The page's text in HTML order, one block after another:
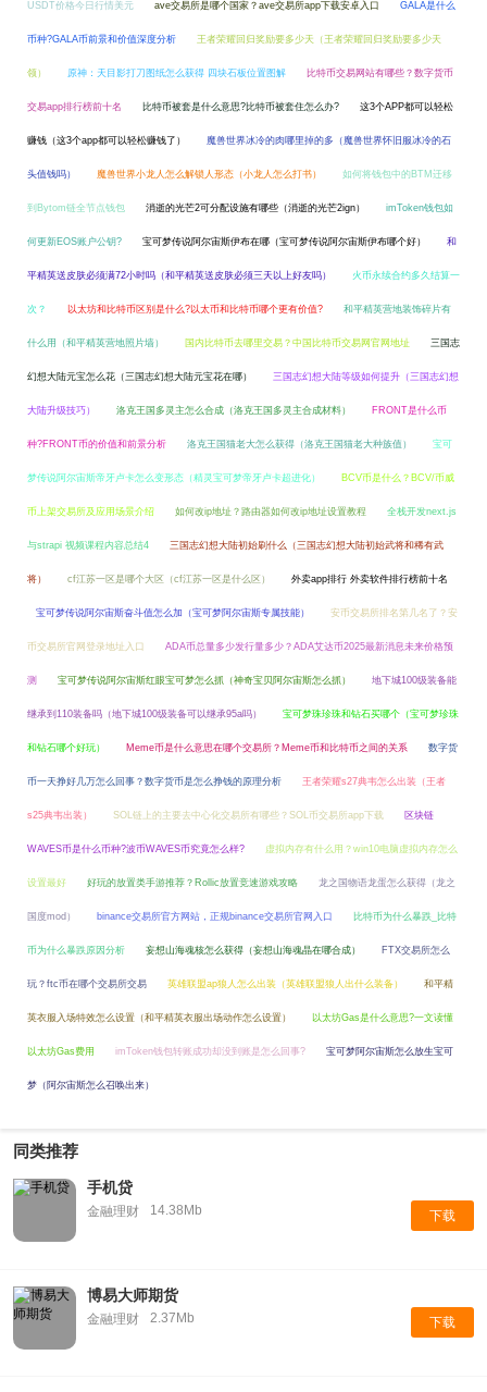
USDT价格今日行情美元 ave交易所是哪个国家？ave交易所app下载安卓入口 GALA是什么
币种?GALA币前景和价值深度分析 王者荣耀回归奖励要多少天（王者荣耀回归奖励要多少天
领） 原神：天目影打刀图纸怎么获得 四块石板位置图解 比特币交易网站有哪些？数字货币
交易app排行榜前十名 比特币被套是什么意思?比特币被套住怎么办? 这3个APP都可以轻松
赚钱（这3个app都可以轻松赚钱了） 魔兽世界冰冷的肉哪里掉的多（魔兽世界怀旧服冰冷的石
头值钱吗） 魔兽世界小龙人怎么解锁人形态（小龙人怎么打书） 如何将钱包中的BTM迁移
到Bytom链全节点钱包 消逝的光芒2可分配设施有哪些（消逝的光芒2ign） imToken钱包如
何更新EOS账户公钥? 宝可梦传说阿尔宙斯伊布在哪（宝可梦传说阿尔宙斯伊布哪个好） 和
平精英送皮肤必须满72小时吗（和平精英送皮肤必须三天以上好友吗） 火币永续合约多久结算一
次？ 以太坊和比特币区别是什么?以太币和比特币哪个更有价值? 和平精英营地装饰碎片有
什么用（和平精英营地照片墙） 国内比特币去哪里交易？中国比特币交易网官网地址 三国志
幻想大陆元宝怎么花（三国志幻想大陆元宝花在哪） 三国志幻想大陆等级如何提升（三国志幻想
大陆升级技巧） 洛克王国多灵主怎么合成（洛克王国多灵主合成材料） FRONT是什么币
种?FRONT币的价值和前景分析 洛克王国猫老大怎么获得（洛克王国猫老大种族值） 宝可
梦传说阿尔宙斯帝牙卢卡怎么变形态（精灵宝可梦帝牙卢卡超进化） BCV币是什么？BCV/币威
币上架交易所及应用场景介绍 如何改ip地址？路由器如何改ip地址设置教程 全栈开发next.js
与strapi 视频课程内容总结4 三国志幻想大陆初始刷什么（三国志幻想大陆初始武将和稀有武
将） cf江苏一区是哪个大区（cf江苏一区是什么区） 外卖app排行 外卖软件排行榜前十名
宝可梦传说阿尔宙斯奋斗值怎么加（宝可梦阿尔宙斯专属技能） 安币交易所排名第几名了？安
币交易所官网登录地址入口 ADA币总量多少发行量多少？ADA艾达币2025最新消息未来价格预
测 宝可梦传说阿尔宙斯红眼宝可梦怎么抓（神奇宝贝阿尔宙斯怎么抓） 地下城100级装备能
继承到110装备吗（地下城100级装备可以继承95a吗） 宝可梦珠珍珠和钻石买哪个（宝可梦珍珠
和钻石哪个好玩） Meme币是什么意思在哪个交易所？Meme币和比特币之间的关系 数字货
币一天挣好几万怎么回事？数字货币是怎么挣钱的原理分析 王者荣耀s27典韦怎么出装（王者
s25典韦出装） SOL链上的主要去中心化交易所有哪些？SOL币交易所app下载 区块链
WAVES币是什么币种?波币WAVES币究竟怎么样? 虚拟内存有什么用？win10电脑虚拟内存怎么
设置最好 好玩的放置类手游推荐？Rollic放置竞速游戏攻略 龙之国物语龙蛋怎么获得（龙之
国度mod） binance交易所官方网站，正规binance交易所官网入口 比特币为什么暴跌_比特
币为什么暴跌原因分析 妄想山海魂核怎么获得（妄想山海魂晶在哪合成） FTX交易所怎么
玩？ftc币在哪个交易所交易 英雄联盟ap狼人怎么出装（英雄联盟狼人出什么装备） 和平精
英衣服入场特效怎么设置（和平精英衣服出场动作怎么设置） 以太坊Gas是什么意思?一文读懂
以太坊Gas费用 imToken钱包转账成功却没到账是怎么回事? 宝可梦阿尔宙斯怎么放生宝可
梦（阿尔宙斯怎么召唤出来）
同类推荐
手机贷
金融理财 14.38Mb 下载
博易大师期货
金融理财 2.37Mb 下载